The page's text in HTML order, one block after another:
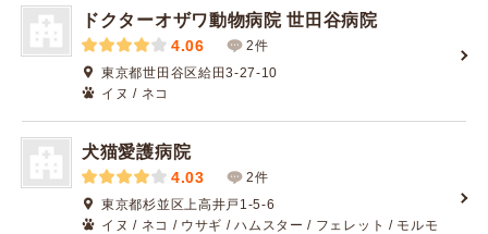
ドクターオザワ動物病院 世田谷病院
4.06
2件
東京都世田谷区給田3-27-10
イヌ / ネコ
犬猫愛護病院
4.03
2件
東京都杉並区上高井戸1-5-6
イヌ / ネコ / ウサギ / ハムスター / フェレット / モルモ